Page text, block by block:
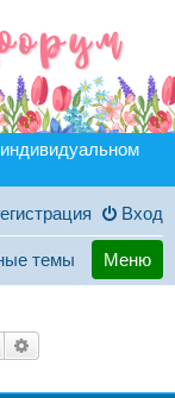
Вход
темы Меню
Поиск